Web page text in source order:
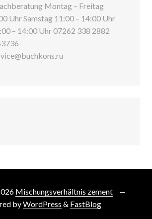
Montag – Freitag
Uhr Samstag 11:00 – 14:00 Uhr
– 14:00 Uhr 07262 338 2882
Mischungsverhältnis zement
byWordPress & FastBlog